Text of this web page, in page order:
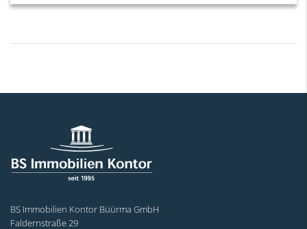
BS Immobilien Kontor Büürma GmbH
Faldernstraße 29